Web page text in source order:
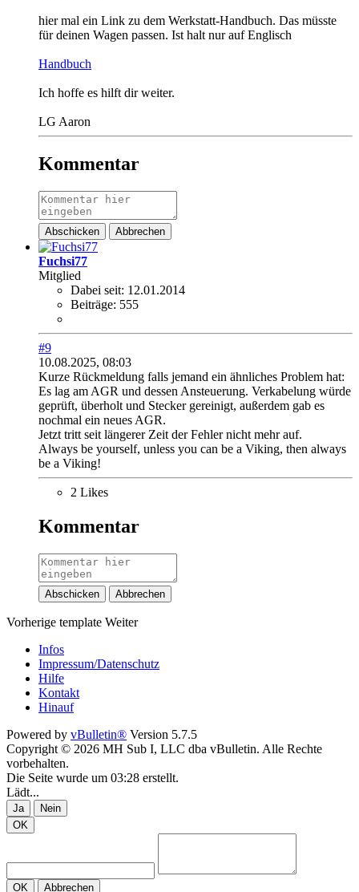
hier mal ein Link zu dem Werkstatt-Handbuch. Das müsste
für deinen Wagen passen. Ist halt nur auf Englisch
Handbuch
Ich hoffe es hilft dir weiter.
LG Aaron
Kommentar
Abschicken Abbrechen
Fuchsi77
Mitglied
Dabei seit: 12.01.2014
Beiträge: 555
#9
10.08.2025, 08:03
Kurze Rückmeldung falls jemand ein ähnliches Problem hat:
Es lag am AGR und dessen Ansteuerung. Verkabelung würde
geprüft, überholt und Stecker gereinigt, außerdem gab es
nochmal ein neues AGR.
Jetzt tritt seit längerer Zeit der Fehler nicht mehr auf.
Always be yourself, unless you can be a Viking, then always
be a Viking!
2 Likes
Kommentar
Abschicken Abbrechen
Vorherige template Weiter
Infos
Impressum/Datenschutz
Hilfe
Kontakt
Hinauf
Powered by vBulletin® Version 5.7.5
Copyright © 2026 MH Sub I, LLC dba vBulletin. Alle Rechte
vorbehalten.
Die Seite wurde um 03:28 erstellt.
Lädt...
Ja
Nein
OK
OK Abbrechen